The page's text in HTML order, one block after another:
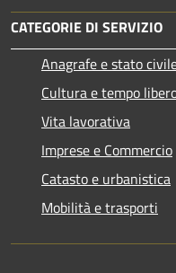
CATEGORIE DI SERVIZIO
Anagrafe e stato
Cultura e tempo
Vita lavorativa
Imprese e Commercio
Catasto e urbanistica
Mobilità e trasporti